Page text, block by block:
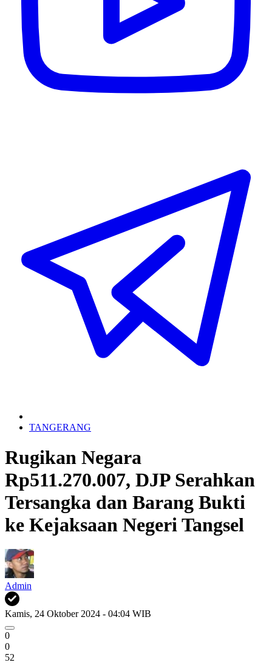
TANGERANG
Rugikan Negara
Rp511.270.007, DJP Serahkan
Tersangka dan Barang Bukti
ke Kejaksaan Negeri Tangsel
Admin
Kamis, 24 Oktober 2024 - 04:04 WIB
0
0
52